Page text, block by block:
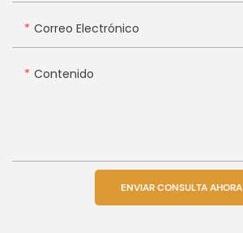
Correo Electrónico
Contenido
ENVIAR CONSULTA AHORA